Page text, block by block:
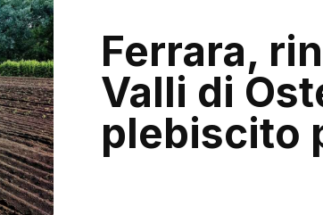
Ferrara,
Valli di
plebiscito